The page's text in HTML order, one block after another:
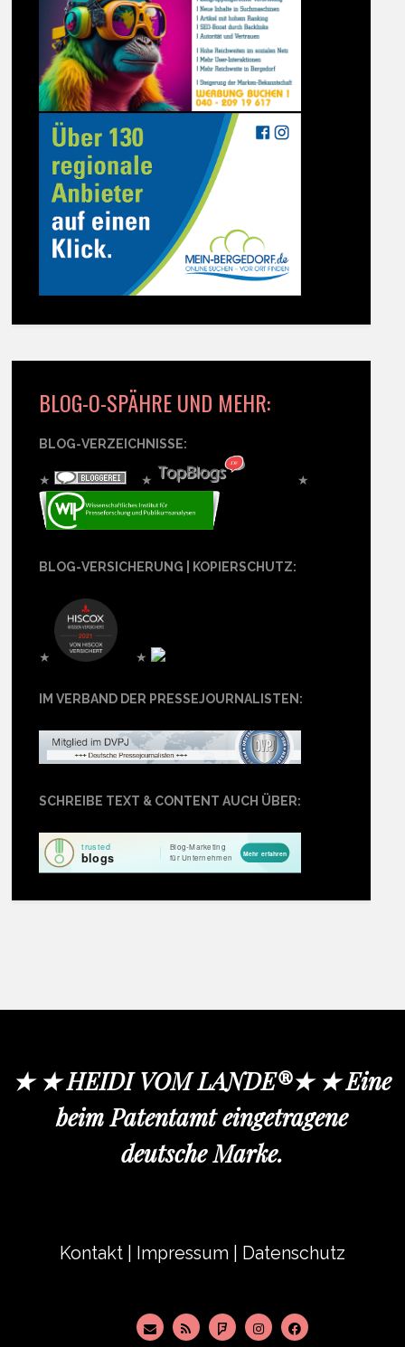
BLOG-O-SPÄHRE UND MEHR:
BLOG-VERZEICHNISSE:
★ ★ ★
BLOG-VERSICHERUNG | KOPIERSCHUTZ:
★ ★
IM VERBAND DER PRESSEJOURNALISTEN:
SCHREIBE TEXT & CONTENT AUCH ÜBER:
★ ★ HEIDI VOM LANDE®★ ★ Eine
beim Patentamt eingetragene
deutsche Marke.
Kontakt Impressum Datenschutz